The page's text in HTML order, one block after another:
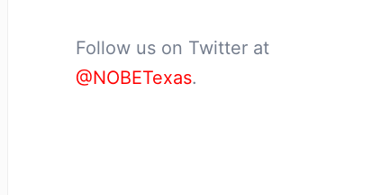
Follow us on Twitter at
@NOBETexas.